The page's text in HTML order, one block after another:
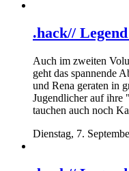
.hack//
Auch im zweiten
geht das spannende
und Rena geraten in
Jugendlicher auf ihre
tauchen auch noch
Dienstag, 7.